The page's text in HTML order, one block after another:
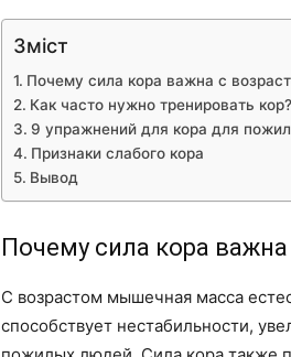
Зміст
Почему сила кора важна с
Как часто нужно тренировать кор?
9 упражнений для кора для
Признаки слабого кора
Вывод
Почему сила кора
С возрастом мышечная масса
способствует нестабильности,